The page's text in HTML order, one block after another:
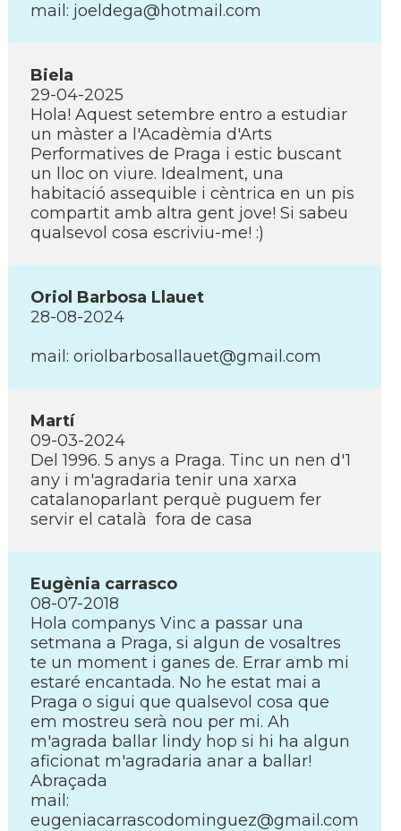
mail: joeldega@hotmail.com
Biela
29-04-2025
Hola! Aquest setembre entro a estudiar
un màster a l'Acadèmia d'Arts
Performatives de Praga i estic buscant
un lloc on viure. Idealment, una
habitació assequible i cèntrica en un pis
compartit amb altra gent jove! Si sabeu
qualsevol cosa escriviu-me! :)
Oriol Barbosa Llauet
28-08-2024
mail: oriolbarbosallauet@gmail.com
Martí­
09-03-2024
Del 1996. 5 anys a Praga. Tinc un nen d'1
any i m'agradaria tenir una xarxa
catalanoparlant perquè puguem fer
servir el català fora de casa
Eugènia carrasco
08-07-2018
Hola companys Vinc a passar una
setmana a Praga, si algun de vosaltres
te un moment i ganes de. Errar amb mi
estaré encantada. No he estat mai a
Praga o sigui que qualsevol cosa que
em mostreu serà nou per mi. Ah
m'agrada ballar lindy hop si hi ha algun
aficionat m'agradaria anar a ballar!
Abraçada
mail:
eugeniacarrascodominguez@gmail.com